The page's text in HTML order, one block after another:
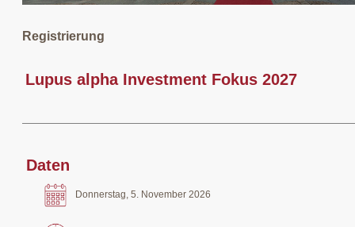
Registrierung
Lupus alpha Investment Fokus 2027
Daten
Donnerstag, 5. November 2026